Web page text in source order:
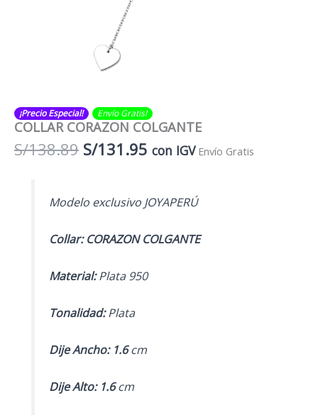
¡Precio Especial! Envío Gratis​​​!
COLLAR CORAZON COLGANTE
S/138.89 El
era:
S/131.95 El
es:
con IGV Envío Gratis
Modelo exclusivo JOYAPERÚ
Collar: CORAZON COLGANTE
Material:Plata 950
Tonalidad:Plata
Dije Ancho: 1.6cm
Dije Alto: 1.6cm